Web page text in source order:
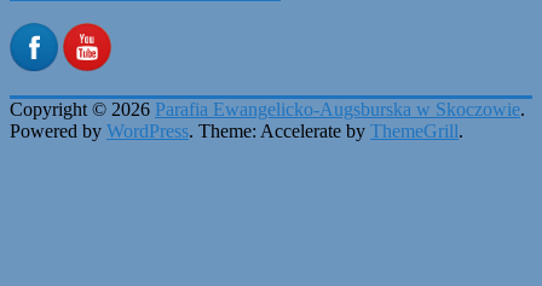
Copyright © 2026 Parafia Ewangelicko-Augsburska w Skoczowie.
Powered by WordPress. Theme: Accelerate by ThemeGrill.